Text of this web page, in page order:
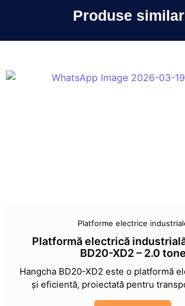
Produse
Platforme electrice
Platformă electrică
BD20-XD2 – 2.0 tone
Hangcha BD20-XD2 este o platformă
și eficientă, proiectată pentru